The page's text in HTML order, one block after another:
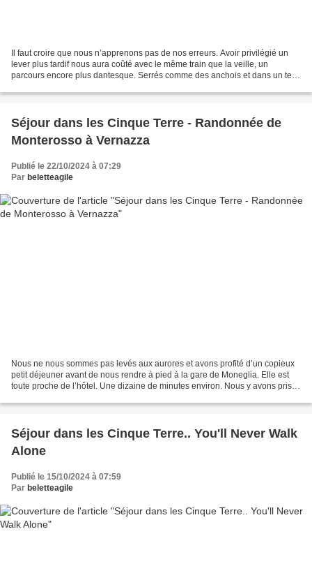
Il faut croire que nous n’apprenons pas de nos erreurs. Avoir privilégié un
lever plus tardif nous aura coûté avec le même train que la veille, un
parcours encore plus dantesque. Serrés comme des anchois et dans un tel
Séjour dans les Cinque Terre - Randonnée de
Monterosso à Vernazza
Publié le 22/10/2024 à 07:29
Par beletteagile
Nous ne nous sommes pas levés aux aurores et avons profité d’un copieux
petit déjeuner avant de nous rendre à pied à la gare de Moneglia. Elle est
toute proche de l’hôtel. Une dizaine de minutes environ. Nous y avons pris
Séjour dans les Cinque Terre.. You'll Never Walk
Alone
Publié le 15/10/2024 à 07:59
Par beletteagile